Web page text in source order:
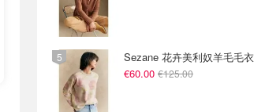
Sezane 花卉美利奴羊毛毛衣
€60.00 €125.00